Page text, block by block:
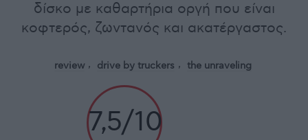
δίσκο με καθαρτήρια οργή που είναι
κοφτερός, ζωντανός και ακατέργαστος.
review drive by truckers the unraveling
7,5/10